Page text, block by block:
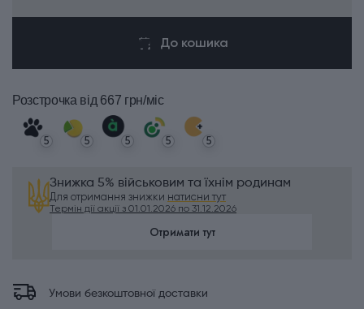
До кошика
Розстрочка від 667 грн/міс
5 5 5 5 5
Знижка 5% військовим та їхнім родинам
Для отримання знижки натисни тут
Термін дії акції з 01.01.2026 по 31.12.2026
Отримати тут
Умови безкоштовної доставки